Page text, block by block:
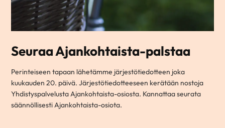
Seuraa Ajankohtaista-palstaa
Perinteiseen tapaan lähetämme järjestötiedotteen joka
kuukauden 20. päivä. Järjestötiedotteeseen kerätään nostoja
Yhdistyspalvelusta Ajankohtaista-osiosta. Kannattaa seurata
säännöllisesti Ajankohtaista-osiota.